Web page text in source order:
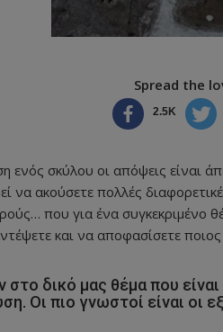
Spread the
2.5K
σκύλου οι απόψεις είναι
να ακούσετε πολλές
που για ένα συγκεκριμένο
και να αποφασίσετε
δικό μας θέμα που
Οι πιο γνωστοί είναι οι